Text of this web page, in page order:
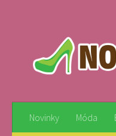
Novinky Móda